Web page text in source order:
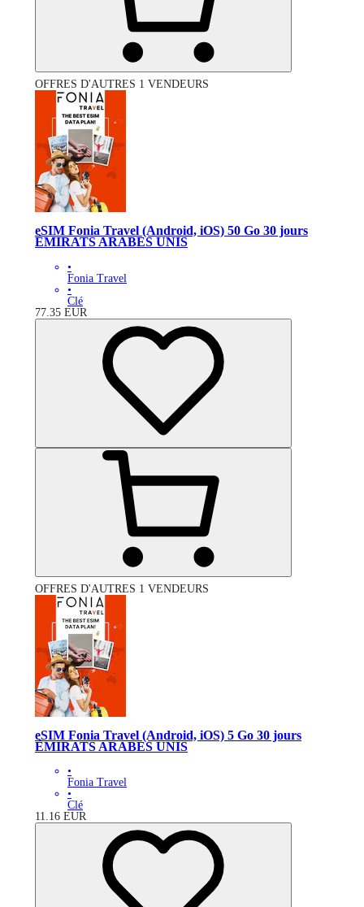
OFFRES D'AUTRES 1 VENDEURS
eSIM Fonia Travel (Android, iOS) 50 Go 30 jours
ÉMIRATS ARABES UNIS
•
Fonia Travel
•
Clé
77.35 EUR
OFFRES D'AUTRES 1 VENDEURS
eSIM Fonia Travel (Android, iOS) 5 Go 30 jours
ÉMIRATS ARABES UNIS
•
Fonia Travel
•
Clé
11.16 EUR